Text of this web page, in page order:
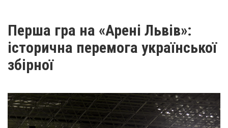
Перша гра на «Арені Львів»:
історична перемога української
збірної